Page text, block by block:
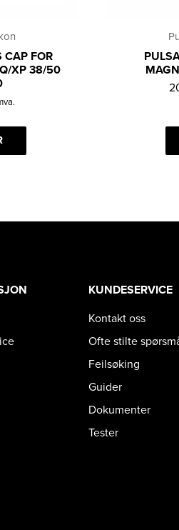
CAP FOR
XP 38/50
KUNDESERVICE
Kontakt oss
Ofte stilte
Feilsøking
Guider
Dokumenter
Tester